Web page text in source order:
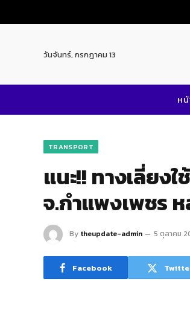
วันจันทร์, กรกฎาคม 13
ห
TRANSPORT
แนะ!! ทางเลี่ยง
จ.กำแพงเพชร
By theupdate-admin 5 ตุลาคม
Facebook